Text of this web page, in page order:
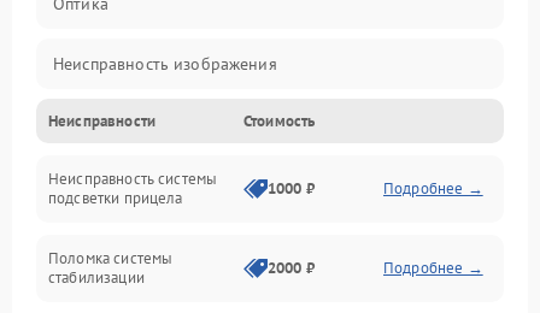
Неисправность изображения
Механические повреждения
Неисправность фокусировки и оптики
Неисправности Стоимость
Неисправность системы
подсветки прицела
1000 ₽ Подробнее →
Поломка системы
стабилизации
2000 ₽ Подробнее →